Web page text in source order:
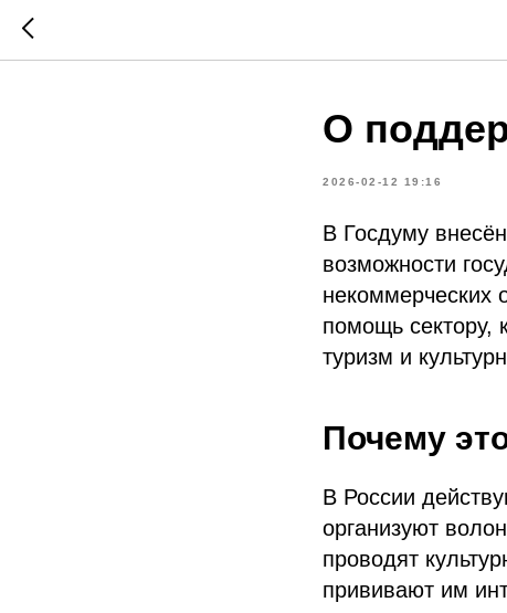
О
2026-02-12 19:16
В Госдуму
возможности
некоммерческих
помощь сектору,
туризм и
Почему
В России
организуют
проводят
прививают им